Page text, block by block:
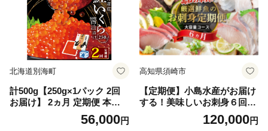
北海道別海町
計500g【250g×1パック 2回
お届け】 2ヵ月 定期便 本場
「北海道」 いくら 醤油漬け
【NKM02NQ13】（野付漁業
56,000円
高知県須崎市
【定期便】小島水産がお届け
する！美味しいお刺身６回コ
120,000円